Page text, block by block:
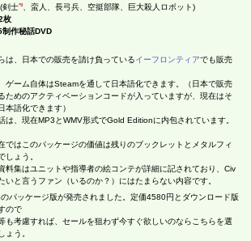
(剣士*9
、蛮人、長弓兵、空挺部隊、巨大殺人ロボット)
枚
作秘話DVD
は、日本での販売を請け負っているイーフロンティアでも販売
ゲーム自体はSteamを通して日本語化できます。（日本で販売
ためのアクティベーションコードが入っていますが、現在はそ
本語化できます）
は、現在MP3とWMV形式でGold Editionに内包されています。
ではこのパッケージの価値は残りのブックレットとメタルフィ
しょう。
料集はユニットや指導者の絵コンテが詳細に記されており、Civ
いと言うファン（いるのか？）にはたまらない内容です。
パッケージ版が発売されました。定価4580円とダウンロード版
ので
も考慮すれば、セールを狙わず今すぐ欲しいのならこちらを選
ょう。